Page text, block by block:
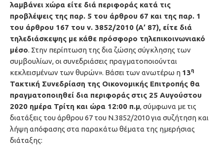
λαμβάνει χώρα είτε διά περιφοράς κατά τις
προβλέψεις της παρ. 5 του άρθρου 67 και της παρ. 1
του άρθρου 167 του ν. 3852/2010 (Α’ 87), είτε διά
τηλεδιάσκεψης με κάθε πρόσφορο τηλεπικοινωνιακό
μέσο. Στην περίπτωση της δια ζώσης σύγκλησης των
συμβουλίων, οι συνεδριάσεις πραγματοποιούνται
κεκλεισμένων των θυρών». Βάσει των ανωτέρω η 13η
Τακτική Συνεδρίαση της Οικονομικής Επιτροπής θα
πραγματοποιηθεί δια περιφοράς στις 25 Αυγούστου
2020 ημέρα Τρίτη και ώρα 12:00 π.μ, σύμφωνα με τις
διατάξεις του άρθρου 67 του Ν.3852/2010 για συζήτηση και
λήψη απόφασης στα παρακάτω θέματα της ημερήσιας
διάταξης: